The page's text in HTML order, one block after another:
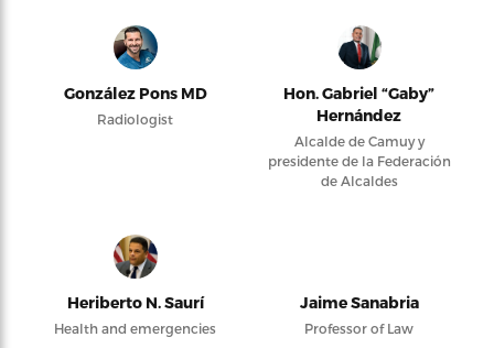
González Pons MD
Radiologist
Hon. Gabriel “Gaby”
Hernández
Alcalde de Camuy y
presidente de la Federación
de Alcaldes
Heriberto N. Saurí
Health and emergencies
Jaime Sanabria
Professor of Law